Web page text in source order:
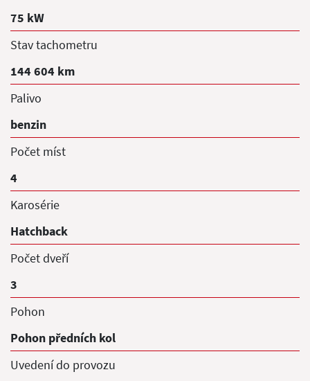
75 kW
Stav tachometru
144 604 km
Palivo
benzin
Počet míst
4
Karosérie
Hatchback
Počet dveří
3
Pohon
Pohon předních kol
Uvedení do provozu